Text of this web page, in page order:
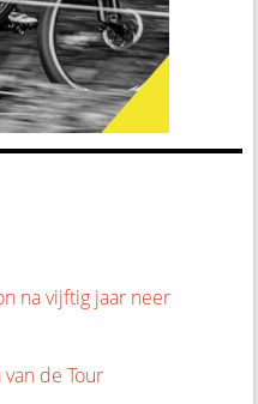
na vijftig jaar neer
de Tour